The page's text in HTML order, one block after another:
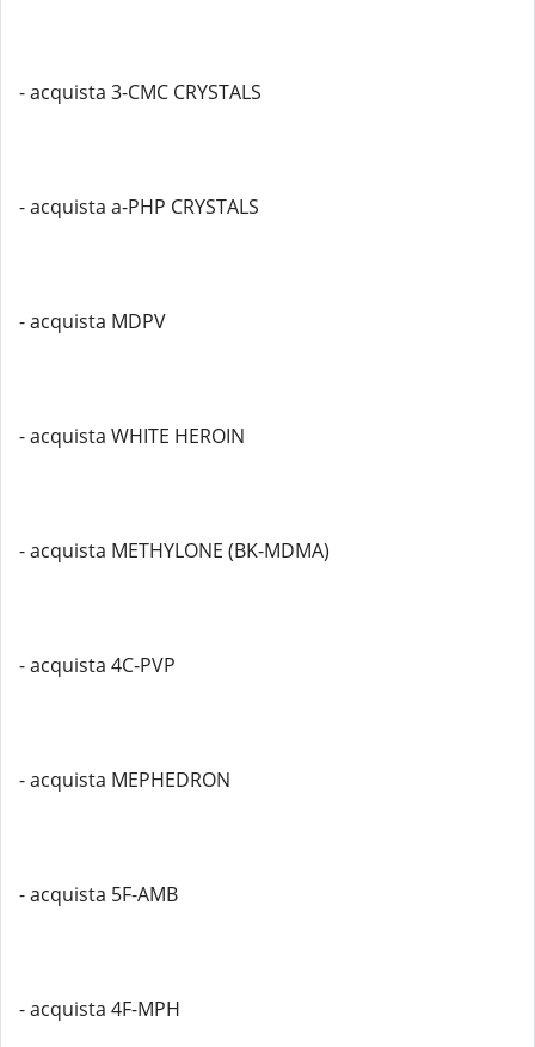
- acquista 3-CMC CRYSTALS
- acquista a-PHP CRYSTALS
- acquista MDPV
- acquista WHITE HEROIN
- acquista METHYLONE (BK-MDMA)
- acquista 4C-PVP
- acquista MEPHEDRON
- acquista 5F-AMB
- acquista 4F-MPH